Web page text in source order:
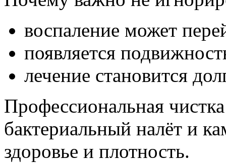
воспаление может
появляется
лечение становится
Профессиональная
бактериальный налёт и
здоровье и плотность.